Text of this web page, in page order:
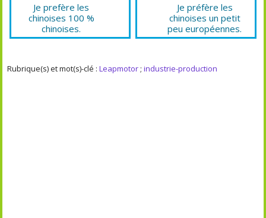
Je prefère les
chinoises 100 %
chinoises.
Je préfère les
chinoises un petit
peu européennes.
Rubrique(s) et mot(s)-clé :Leapmotor;industrie-production